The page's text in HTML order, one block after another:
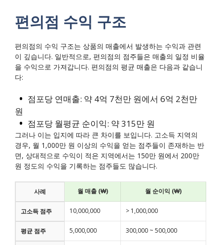
편의점 수익 구조
편의점의 수익 구조는 상품의 매출에서 발생하는 수익과 관련
이 깊습니다. 일반적으로, 편의점의 점주들은 매출의 일정 비율
을 수익으로 가져갑니다. 편의점의 평균 매출은 다음과 같습니
다:
점포당 연매출: 약 4억 7천만 원에서 6억 2천만
원
점포당 월평균 순이익: 약 315만 원
그러나 이는 입지에 따라 큰 차이를 보입니다. 고소득 지역의
경우, 월 1,000만 원 이상의 수익을 얻는 점주들이 존재하는 반
면, 상대적으로 수익이 적은 지역에서는 150만 원에서 200만
원 정도의 수익을 기록하는 점주들도 많습니다.
사례 월 매출 (₩) 월 순이익 (₩)
고소득 점주 10,000,000 > 1,000,000
평균 점주 5,000,000 300,000 ~ 500,000